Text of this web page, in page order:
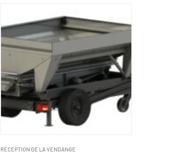
RÉCEPTION DE LA VENDANGE